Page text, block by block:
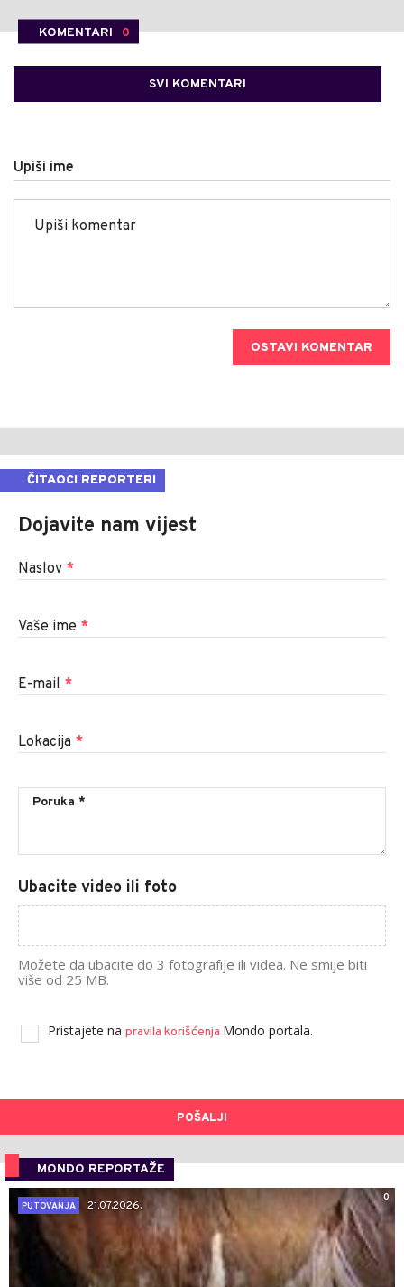
KOMENTARI 0
SVI KOMENTARI
Upiši ime
OSTAVI KOMENTAR
ČITAOCI REPORTERI
Dojavite nam vijest
Naslov *
Vaše ime *
E-mail *
Lokacija *
Ubacite video ili foto
Možete da ubacite do 3 fotografije ili videa. Ne smije biti
više od 25 MB.
Pristajete na pravila korišćenja Mondo portala.
POŠALJI
MONDO REPORTAŽE
0
PUTOVANJA
21.07.2026.